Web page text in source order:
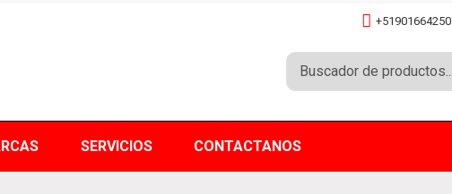
+51901664250
SERVICIOS CONTACTANOS